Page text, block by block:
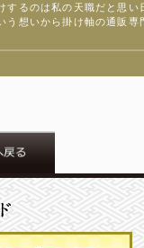
するのは私の天職だと思い
う想いから掛け軸の通販専